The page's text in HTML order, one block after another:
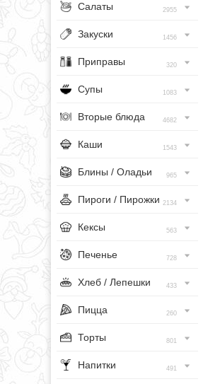
Салаты 2955
Закуски 1456
Приправы 320
Супы 1083
Вторые блюда 4682
Каши 1543
Блины / Оладьи 965
Пироги / Пирожки 2134
Кексы 563
Печенье 728
Хлеб / Лепешки 433
Пицца 260
Торты 801
Напитки 491